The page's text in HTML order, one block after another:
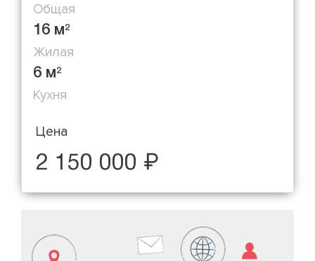
Общая
16 м2
Жилая
6 м2
Кухня
Цена
2 150 000 ₽